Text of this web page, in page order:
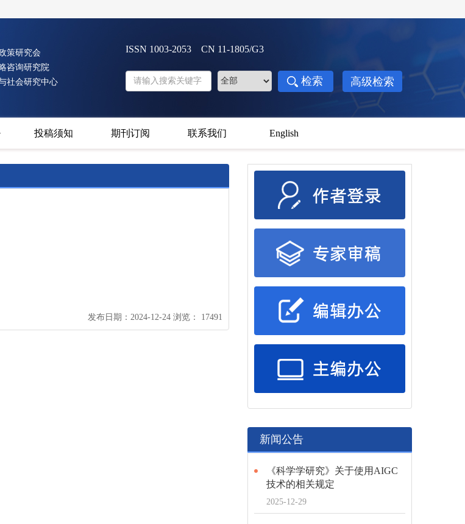
策研究会
咨询研究院
社会研究中心
ISSN 1003-2053 CN 11-1805/G3
投稿须知 期刊订阅 联系我们 English
新闻公告
《科学学研究》关于使用AIGC
技术的相关规定
2025-12-29
发布日期：2024-12-24 浏览： 17491